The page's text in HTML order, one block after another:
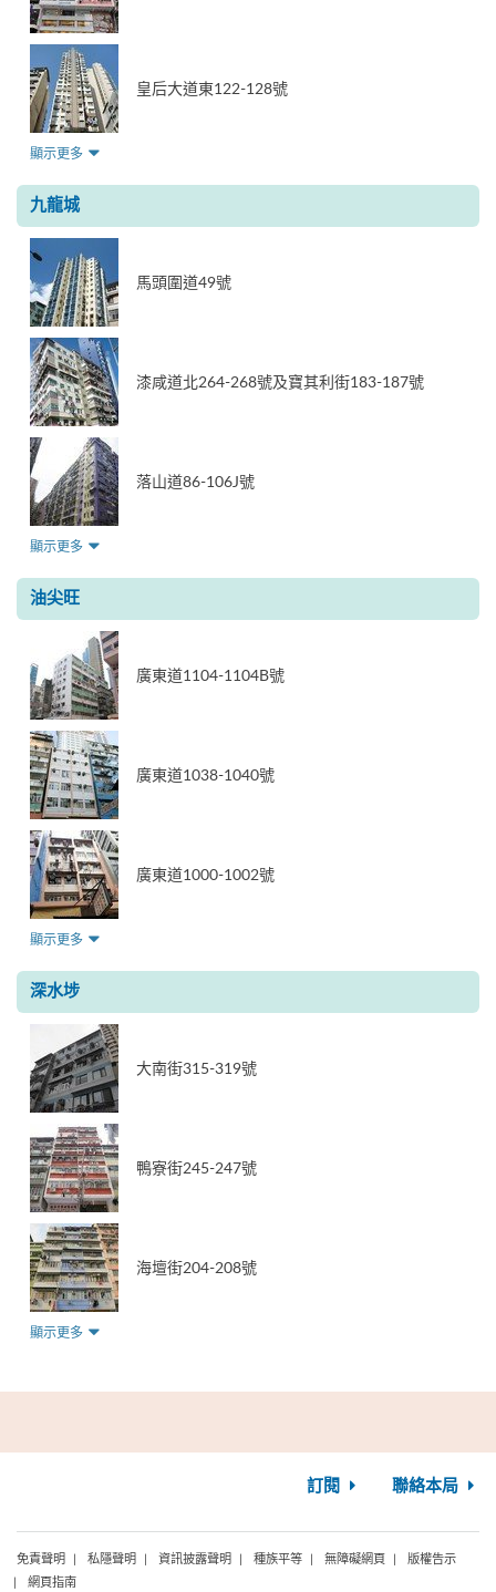
皇后大道東122-128號
顯示更多
九龍城
馬頭圍道49號
漆咸道北264-268號及寶其利街183-187號
落山道86-106J號
顯示更多
油尖旺
廣東道1104-1104B號
廣東道1038-1040號
廣東道1000-1002號
顯示更多
深水埗
大南街315-319號
鴨寮街245-247號
海壇街204-208號
顯示更多
訂閱 聯絡本局
免責聲明 私隱聲明 資訊披露聲明 種族平等 無障礙網頁
版權告示
網頁指南